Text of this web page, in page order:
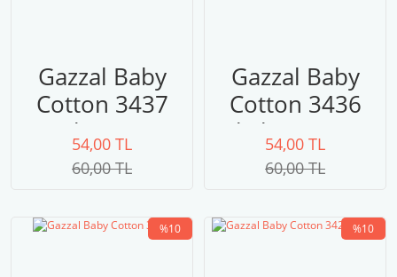
Gazzal Baby
Cotton 3437
krem
54,00 TL
60,00 TL
Gazzal Baby
Cotton 3436
kahverengi
54,00 TL
60,00 TL
%10 %10